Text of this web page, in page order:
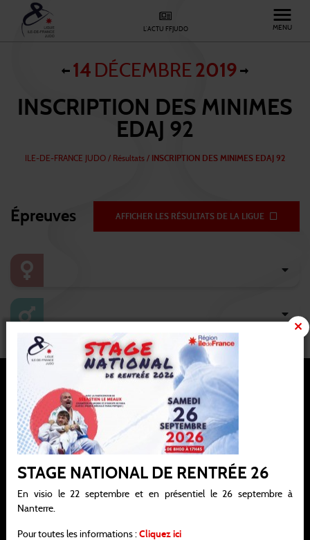
L'ACTU FFJUDO MENU
14 DÉCEMBRE 2019
INSCRIPTION DES MINIMES
EDAJ 92
ILE-DE-FRANCE JUDO / Résultats / INSCRIPTION DES MINIMES EDAJ 92
Épreuves AFFICHER LES RÉSULTATS DE LA LIGUE
Ligue Ile-de-France de judo, jujitsu, kendo et disciplines associées
Siège social : 21 / 25 avenue de la Porte de Châtillon 75014 PARIS
Bureau : 138 rue Salvador Allende 92000 NANTERRE
infos@idf-ffjudo.com
STAGE NATIONAL DE RENTRÉE 26
En visio le 22 septembre et en présentiel le 26 septembre à
Nanterre.
Pour toutes les informations : Cliquez ici